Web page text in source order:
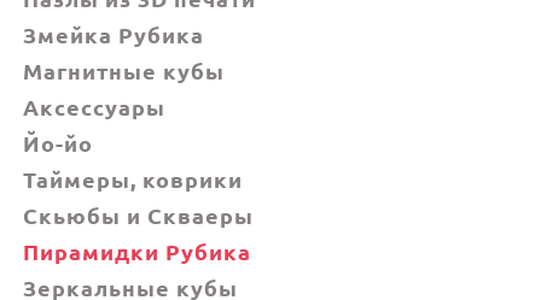
Змейка Рубика
Магнитные кубы
Аксессуары
Йо-йо
Таймеры, коврики
Скьюбы и Скваеры
Пирамидки Рубика
Зеркальные кубы